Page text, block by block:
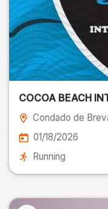
COCOA BEACH
Condado de
01/18/2026
Running